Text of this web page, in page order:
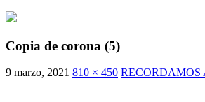
Copia de corona (5)
9 marzo, 2021 810 × 450 RECORDAMOS